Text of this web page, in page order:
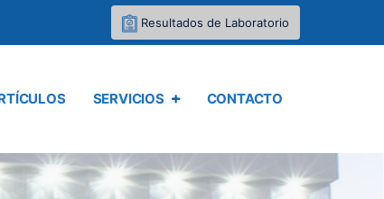
Resultados de Laboratorio
SERVICIOS CONTACTO